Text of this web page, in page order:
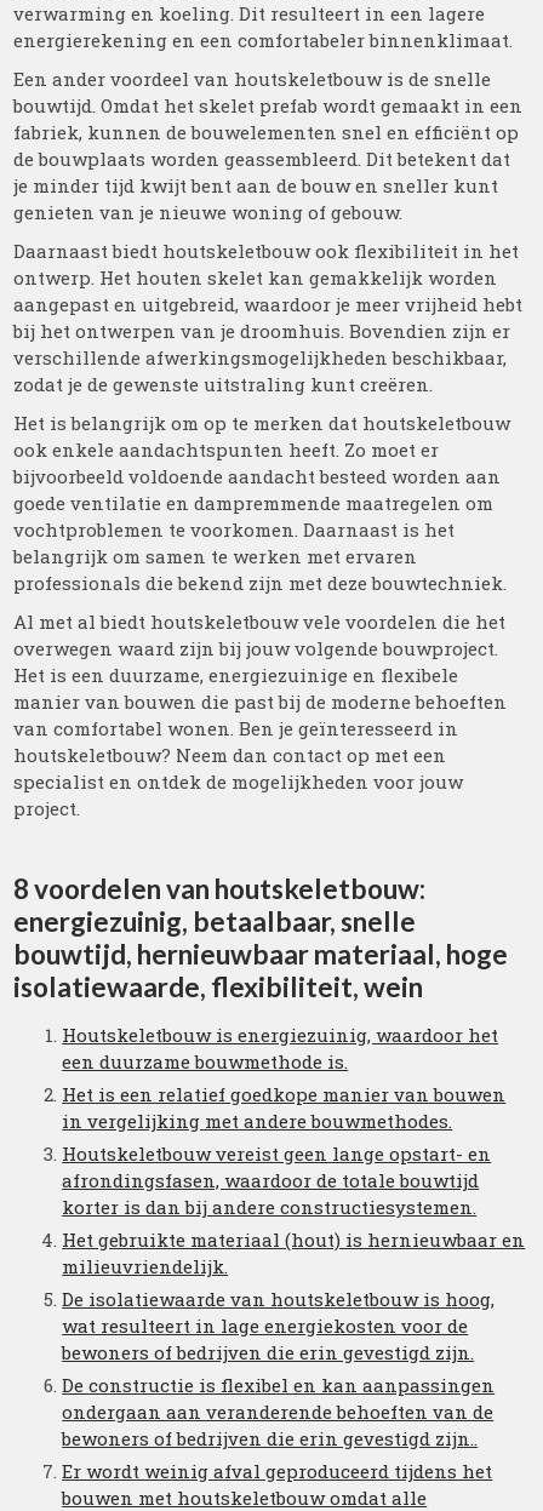
verwarming en koeling. Dit resulteert in een lagere
energierekening en een comfortabeler binnenklimaat.
Een ander voordeel van houtskeletbouw is de snelle
bouwtijd. Omdat het skelet prefab wordt gemaakt in een
fabriek, kunnen de bouwelementen snel en efficiënt op
de bouwplaats worden geassembleerd. Dit betekent dat
je minder tijd kwijt bent aan de bouw en sneller kunt
genieten van je nieuwe woning of gebouw.
Daarnaast biedt houtskeletbouw ook flexibiliteit in het
ontwerp. Het houten skelet kan gemakkelijk worden
aangepast en uitgebreid, waardoor je meer vrijheid hebt
bij het ontwerpen van je droomhuis. Bovendien zijn er
verschillende afwerkingsmogelijkheden beschikbaar,
zodat je de gewenste uitstraling kunt creëren.
Het is belangrijk om op te merken dat houtskeletbouw
ook enkele aandachtspunten heeft. Zo moet er
bijvoorbeeld voldoende aandacht besteed worden aan
goede ventilatie en dampremmende maatregelen om
vochtproblemen te voorkomen. Daarnaast is het
belangrijk om samen te werken met ervaren
professionals die bekend zijn met deze bouwtechniek.
Al met al biedt houtskeletbouw vele voordelen die het
overwegen waard zijn bij jouw volgende bouwproject.
Het is een duurzame, energiezuinige en flexibele
manier van bouwen die past bij de moderne behoeften
van comfortabel wonen. Ben je geïnteresseerd in
houtskeletbouw? Neem dan contact op met een
specialist en ontdek de mogelijkheden voor jouw
project.
8 voordelen van houtskeletbouw:
energiezuinig, betaalbaar, snelle
bouwtijd, hernieuwbaar materiaal, hoge
isolatiewaarde, flexibiliteit, wein
Houtskeletbouw is energiezuinig, waardoor het
een duurzame bouwmethode is.
Het is een relatief goedkope manier van bouwen
in vergelijking met andere bouwmethodes.
Houtskeletbouw vereist geen lange opstart- en
afrondingsfasen, waardoor de totale bouwtijd
korter is dan bij andere constructiesystemen.
Het gebruikte materiaal (hout) is hernieuwbaar en
milieuvriendelijk.
De isolatiewaarde van houtskeletbouw is hoog,
wat resulteert in lage energiekosten voor de
bewoners of bedrijven die erin gevestigd zijn.
De constructie is flexibel en kan aanpassingen
ondergaan aan veranderende behoeften van de
bewoners of bedrijven die erin gevestigd zijn..
Er wordt weinig afval geproduceerd tijdens het
bouwen met houtskeletbouw omdat alle